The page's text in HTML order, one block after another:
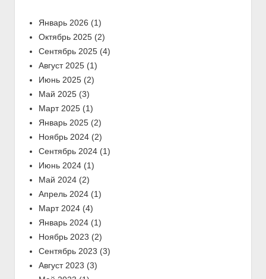
Январь 2026 (1)
Октябрь 2025(2)
Сентябрь 2025(4)
Август 2025(1)
Июнь 2025(2)
Май 2025(3)
Март 2025(1)
Январь 2025(2)
Ноябрь 2024(2)
Сентябрь 2024(1)
Июнь 2024(1)
Май 2024(2)
Апрель 2024(1)
Март 2024(4)
Январь 2024(1)
Ноябрь 2023 (2)
Сентябрь 2023 (3)
Август 2023 (3)